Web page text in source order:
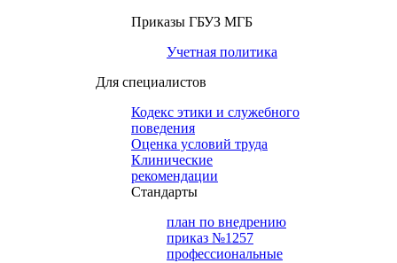
Приказы ГБУЗ МГБ
Учетная политика
Для специалистов
Кодекс этики и служебного
поведения
Оценка условий труда
Клинические
рекомендации
Cтандарты
план по внедрению
приказ №1257
профессиональные